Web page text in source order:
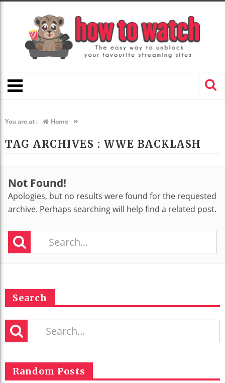
You are at : Home »
TAG ARCHIVES : WWE BACKLASH
Not Found!
Apologies, but no results were found for the requested
archive. Perhaps searching will help find a related post.
Search
Random Posts